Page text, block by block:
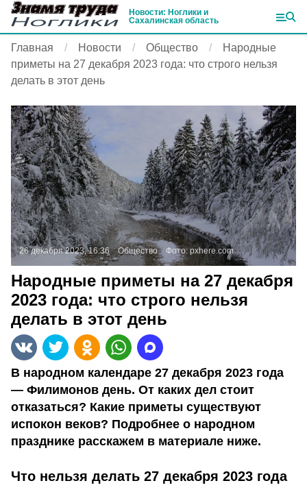
Новости: Ноглики и
Сахалинская область
Главная Новости Общество
Народные
приметы на 27 декабря 2023 года: что строго нельзя
делать в этот день
26 декабря 2023, 16:36 Общество Фото: pxhere.com
Народные приметы на 27 декабря
2023 года: что строго нельзя
делать в этот день
В народном календаре 27 декабря 2023 года
— Филимонов день. От каких дел стоит
отказаться? Какие приметы существуют
испокон веков? Подробнее о народном
празднике расскажем в материале ниже.
Что нельзя делать 27 декабря 2023 года